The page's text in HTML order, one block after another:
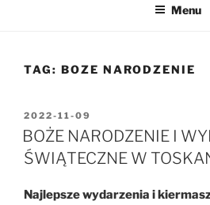
Menu
TAG: BOZE NARODZENIE
OPUBLIKOWANE
W
2022-11-09
BOŻE NARODZENIE I
ŚWIĄTECZNE W
Najlepsze wydarzenia i